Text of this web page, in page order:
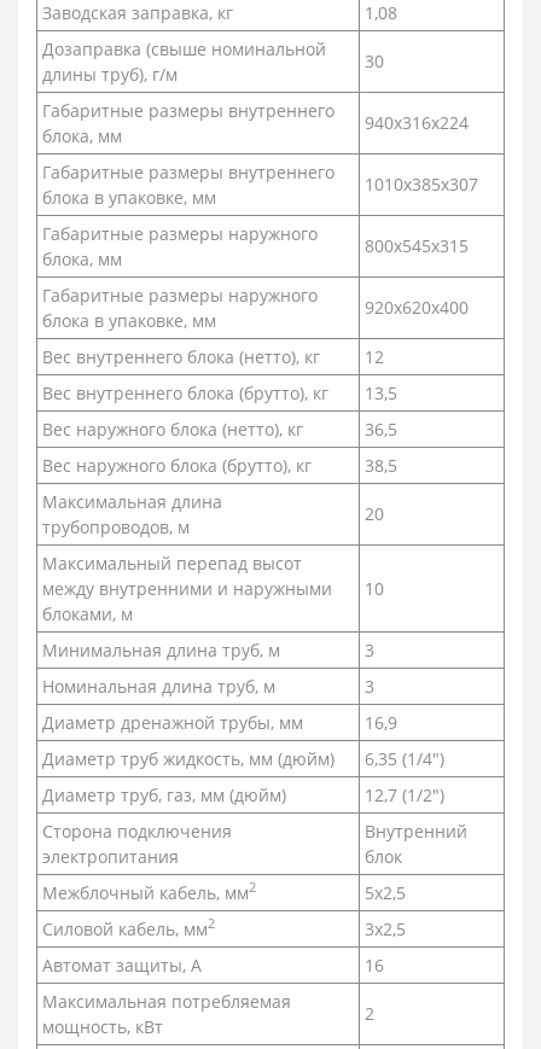
Заводская заправка, кг
1,08
Дозаправка (свыше номинальной
длины труб), г/м
30
Габаритные размеры внутреннего
блока, мм
940x316x224
Габаритные размеры внутреннего
блока в упаковке, мм
1010x385x307
Габаритные размеры наружного
блока, мм
800x545x315
Габаритные размеры наружного
блока в упаковке, мм
920x620x400
Вес внутреннего блока (нетто), кг
12
Вес внутреннего блока (брутто), кг
13,5
Вес наружного блока (нетто), кг
36,5
Вес наружного блока (брутто), кг
38,5
Максимальная длина
трубопроводов, м
20
Максимальный перепад высот
между внутренними и наружными
блоками, м
10
Минимальная длина труб, м
3
Номинальная длина труб, м
3
Диаметр дренажной трубы, мм
16,9
Диаметр труб жидкость, мм (дюйм)
6,35 (1/4")
Диаметр труб, газ, мм (дюйм)
12,7 (1/2")
Сторона подключения
электропитания
Внутренний
блок
Межблочный кабель, мм2
5x2,5
Силовой кабель, мм2
3x2,5
Автомат защиты, А
16
Максимальная потребляемая
мощность, кВт
2